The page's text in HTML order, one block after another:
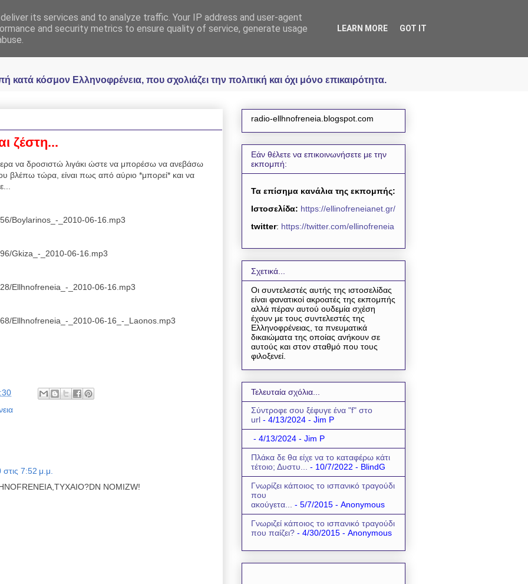
Ελληνοφρένεια Unofficial
κόσμον Ελληνοφρένεια, που σχολιάζει την πολιτική και όχι μόνο επικαιρότητα.
ζέστη...
να δροσιστώ λιγάκι ώστε να μπορέσω να ανεβάσω
βλέπω τώρα, είναι πως από αύριο *μπορεί* και να
Boylarinos_-_2010-06-16.mp3
Gkiza_-_2010-06-16.mp3
Ellhnofreneia_-_2010-06-16.mp3
Ellhnofreneia_-_2010-06-16_-_Laonos.mp3
7:52 μ.μ.
NOMIZW!
radio-ellhnofreneia.blogspot.com
Εάν θέλετε να επικοινωνήσετε με την
εκπομπή:
Τα επίσημα κανάλια της εκπομπής:
Ιστοσελίδα: https://ellinofreneianet.gr/
twitter: https://twitter.com/ellinofreneia
Σχετικά...
Οι συντελεστές αυτής της ιστοσελίδας
είναι φανατικοί ακροατές της εκπομπής
αλλά πέραν αυτού ουδεμία σχέση
έχουν με τους συντελεστές της
Ελληνοφρένειας, τα πνευματικά
δικαιώματα της οποίας ανήκουν σε
αυτούς και στον σταθμό που τους
φιλοξενεί.
Τελευταία σχόλια...
Σύντροφε σου ξέφυγε ένα "f" στο
url - 4/13/2024 - Jim P
- 4/13/2024 - Jim P
Πλάκα δε θα είχε να το καταφέρω κάτι
τέτοιο; Δυστυ...
- 10/7/2022 - BlindG
Γνωρίζει κάποιος το ισπανικό τραγούδι
που
ακούγετα...
- 5/7/2015 - Anonymous
Γνωριζεί κάποιος το ισπανικό τραγούδι
που παίζει? - 4/30/2015 - Anonymous
its services and to analyze traffic. Your IP address and user-agent
and security metrics to ensure quality of service, generate usage
LEARN MORE GOT IT